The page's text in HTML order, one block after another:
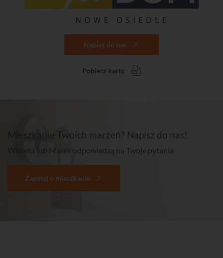
Napisz do nas
Pobierz kartę
Mieszkanie Twoich marzeń? Napisz do nas!
Wioleta lub Marek odpowiedzą na Twoje pytania
Zapytaj o mieszkanie